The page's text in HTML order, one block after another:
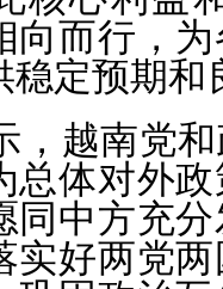
向而行，
稳定预期和
，越南党
总体对外
同中方充
实好两党